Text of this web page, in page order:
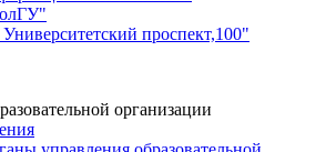
проспект,100"
организации